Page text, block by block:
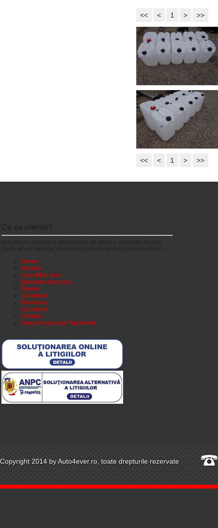
<< < 1 > >>
<< < 1 > >>
Home
Servicii
Auto-Moto-Atv
Bicicleta electrica
Rulote
Container
Remorca
Accesorii
Contact
Urmariti-ne si pe Facebook
Copyright 2014 by Auto4ever.ro, toate drepturile rezervate